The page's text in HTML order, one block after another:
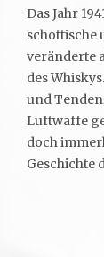
Das Jahr
schottische
veränderte
des
und
Luftwaffe
doch
Geschichte